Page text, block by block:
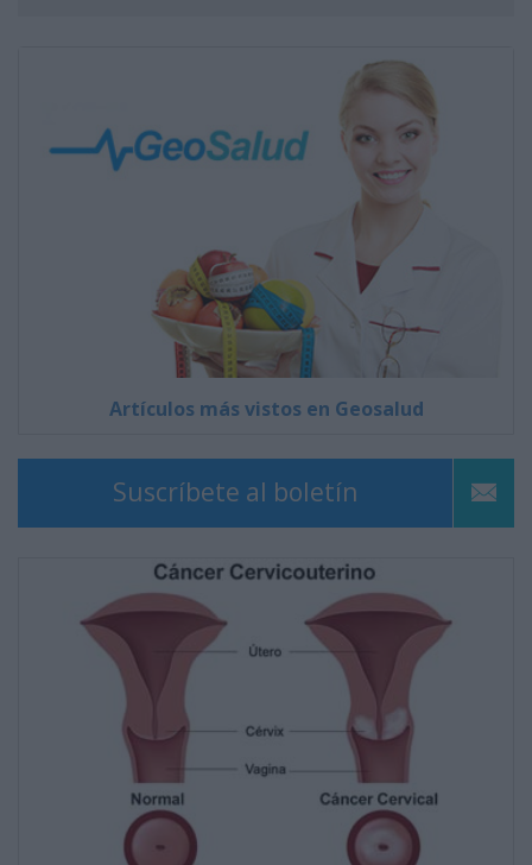
Artículos más vistos en Geosalud
Suscríbete al boletín